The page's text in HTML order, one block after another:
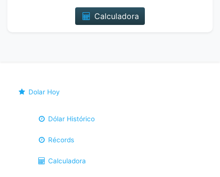
Calculadora
Dolar Hoy
Dólar Histórico
Récords
Calculadora